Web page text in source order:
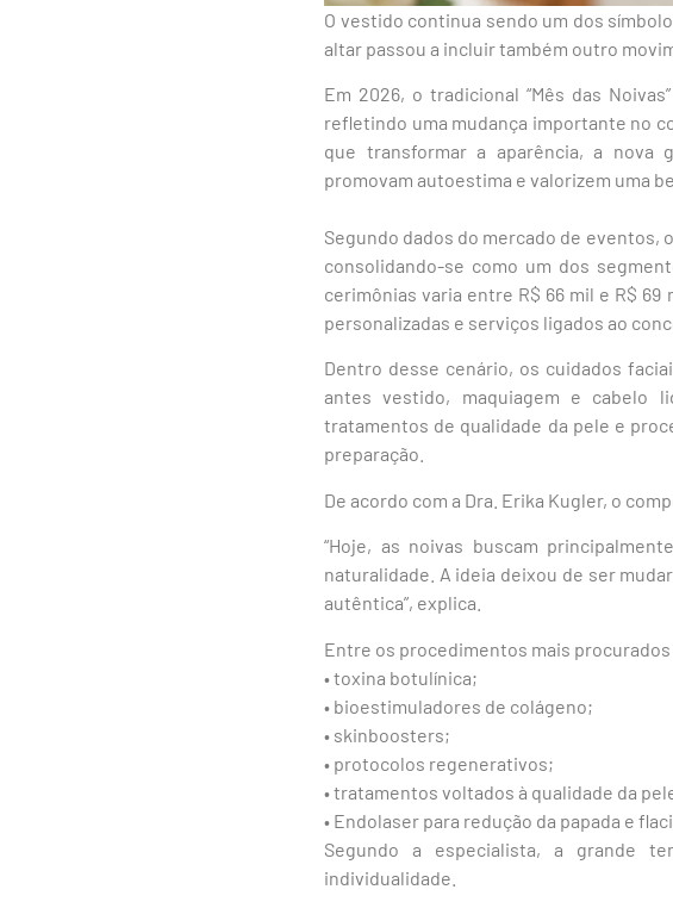
O vestido continua sendo um dos
altar passou a incluir também outro
Em 2026, o tradicional “Mês das
refletindo uma mudança importante no
que transformar a aparência, a nova
promovam autoestima e valorizem uma
Segundo dados do mercado de eventos,
consolidando-se como um dos
cerimônias varia entre R$ 66 mil e R$
personalizadas e serviços ligados ao
Dentro desse cenário, os cuidados
antes vestido, maquiagem e cabelo
tratamentos de qualidade da pele e
preparação.
De acordo com a Dra. Erika Kugler, o
“Hoje, as noivas buscam
naturalidade. A ideia deixou de ser
autêntica”, explica.
Entre os procedimentos mais
• toxina botulínica;
• bioestimuladores de colágeno;
• skinboosters;
• protocolos regenerativos;
• tratamentos voltados à qualidade da
• Endolaser para redução da papada e
Segundo a especialista, a grande
individualidade.